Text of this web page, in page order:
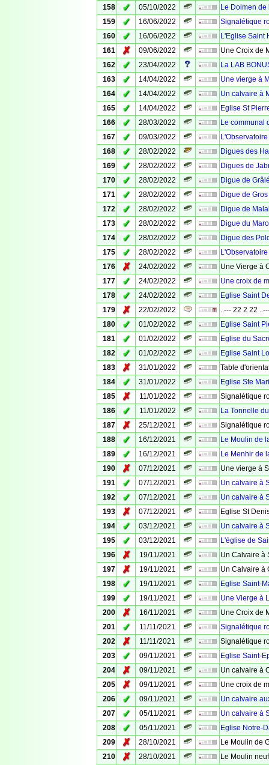
158
✓ 05/10/2022
Le Dolmen
159
✓ 16/06/2022
Signalétique
160
✓ 16/06/2022
L'Eglise Saint
161
✗ 09/06/2022
Une Croix de
162
✓ 23/04/2022
La LAB
163
✓ 14/04/2022
Une vierge à
164
✓ 14/04/2022
Un calvaire à
165
✓ 14/04/2022
Eglise St
166
✓ 28/03/2022
Le communal
167
✓ 09/03/2022
168
✓ 28/02/2022
Digues des
169
✓ 28/02/2022
Digues de
170
✓ 28/02/2022
Digue de
171
✓ 28/02/2022
Digue de
172
✓ 28/02/2022
Digue de
173
✓ 28/02/2022
Digue du
174
✓ 28/02/2022
Digue des
175
✓ 28/02/2022
176
✗ 24/02/2022
Une Vierge à
177
✓ 24/02/2022
Une croix de
178
✓ 24/02/2022
Eglise Saint
179
✗ 22/02/2022
..--- 22 2 22
180
✓ 01/02/2022
Eglise Saint
181
✓ 01/02/2022
Eglise du
182
✓ 01/02/2022
Eglise Saint
183
✗ 31/01/2022
Table
184
✓ 31/01/2022
Eglise Ste
185
✗ 11/01/2022
Signalétique
186
✓ 11/01/2022
La Tonnelle
187
✗ 25/12/2021
Signalétique
188
✓ 16/12/2021
Le Moulin de
189
✓ 16/12/2021
Le Menhir de
190
✗ 07/12/2021
Une vierge à
191
✓ 07/12/2021
Un calvaire à
192
✓ 07/12/2021
Un calvaire à
193
✗ 07/12/2021
Eglise St
194
✓ 03/12/2021
Un calvaire à
195
✓ 03/12/2021
L'église de
196
✗ 19/11/2021
Un Calvaire à
197
✗ 19/11/2021
Un Calvaire à
198
✓ 19/11/2021
Eglise Saint-
199
✓ 19/11/2021
Une Vierge à
200
✗ 16/11/2021
Une Croix de
201
✓ 11/11/2021
Signalétique
202
✗ 11/11/2021
Signalétique
203
✓ 09/11/2021
Eglise Saint-
204
✗ 09/11/2021
Un calvaire à
205
✗ 09/11/2021
Une croix de
206
✓ 09/11/2021
Un calvaire
207
✓ 05/11/2021
Un calvaire à
208
✓ 05/11/2021
Eglise Notre-
209
✗ 28/10/2021
Le Moulin de
210
✗ 28/10/2021
Le Moulin neuf